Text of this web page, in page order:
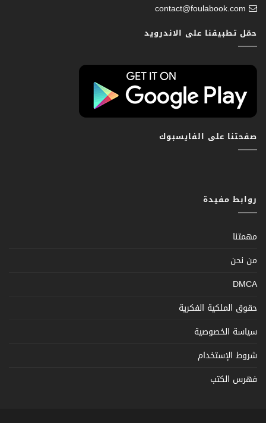
contact@foulabook.com
حمّل تطبيقنا على الاندرويد
صفحتنا على الفايسبوك
روابط مفيدة
مهمتنا
من نحن
DMCA
حقوق الملكية الفكرية
سياسة الخصوصية
شروط الإستخدام
فهرس الكتب